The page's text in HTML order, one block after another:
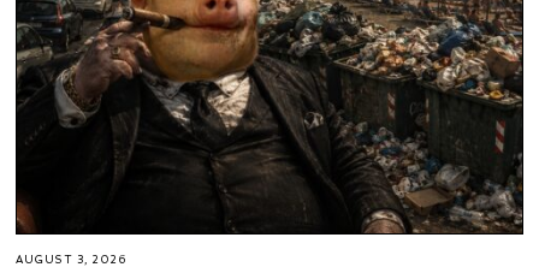
AUGUST 3, 2026